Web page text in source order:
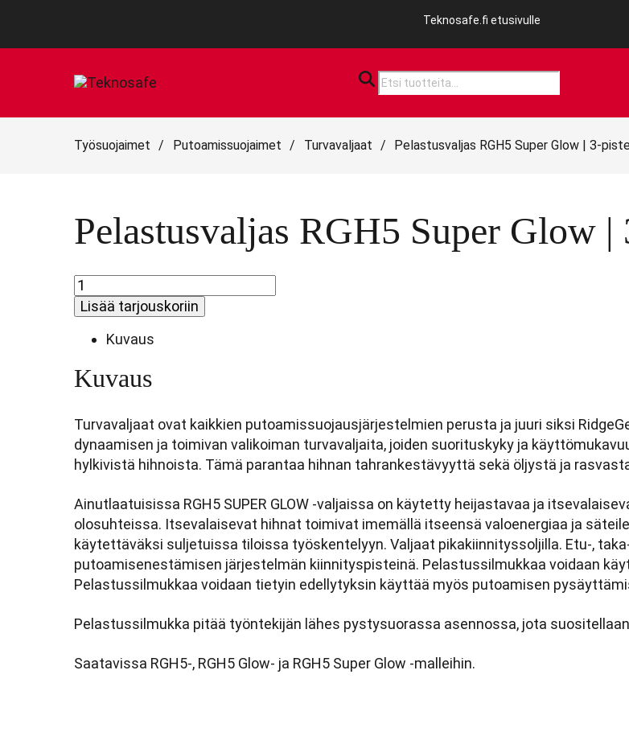
Teknosafe.fi etusivulle
Products
search
Työsuojaimet / Putoamissuojaimet / Turvavaljaat / Pelastusvaljas RGH5 Super Glow | 3-
Pelastusvaljas RGH5 Super Glow
Pelastusvaljas
RGH5
Super
pistekiinnitys
Lisää tarjouskoriin
Kuvaus
Kuvaus
Turvavaljaat ovat kaikkien putoamissuojausjärjestelmien perusta ja juuri siksi
dynaamisen ja toimivan valikoiman turvavaljaita, joiden suorituskyky ja
hylkivistä hihnoista. Tämä parantaa hihnan tahrankestävyyttä sekä öljystä ja
Ainutlaatuisissa RGH5 SUPER GLOW -valjaissa on käytetty heijastavaa ja
olosuhteissa. Itsevalaisevat hihnat toimivat imemällä itseensä valoenergiaa ja
käytettäväksi suljetuissa tiloissa työskentelyyn. Valjaat pikakiinnityssoljilla. Etu-,
putoamisenestämisen järjestelmän kiinnityspisteinä. Pelastussilmukkaa voidaan
Pelastussilmukkaa voidaan tietyin edellytyksin käyttää myös putoamisen
Pelastussilmukka pitää työntekijän lähes pystysuorassa asennossa, jota
Saatavissa RGH5-, RGH5 Glow- ja RGH5 Super Glow -malleihin.